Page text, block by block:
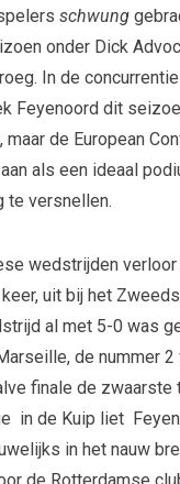
schwung
onder Dick
In de
Feyenoord dit
de European
als een ideaal
te versnellen.
wedstrijden
uit bij het
al met 5-0 was
de nummer 2
finale de zwaarste
in de Kuip liet
in het nauw